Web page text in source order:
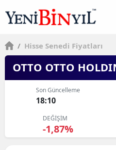
/ Hisse Senedi Fiyatları
OTTO OTTO
Son Güncelleme
18:10
DEĞİŞİM
-1,87%